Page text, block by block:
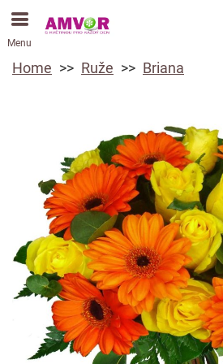
Menu
Home Ruže Briana